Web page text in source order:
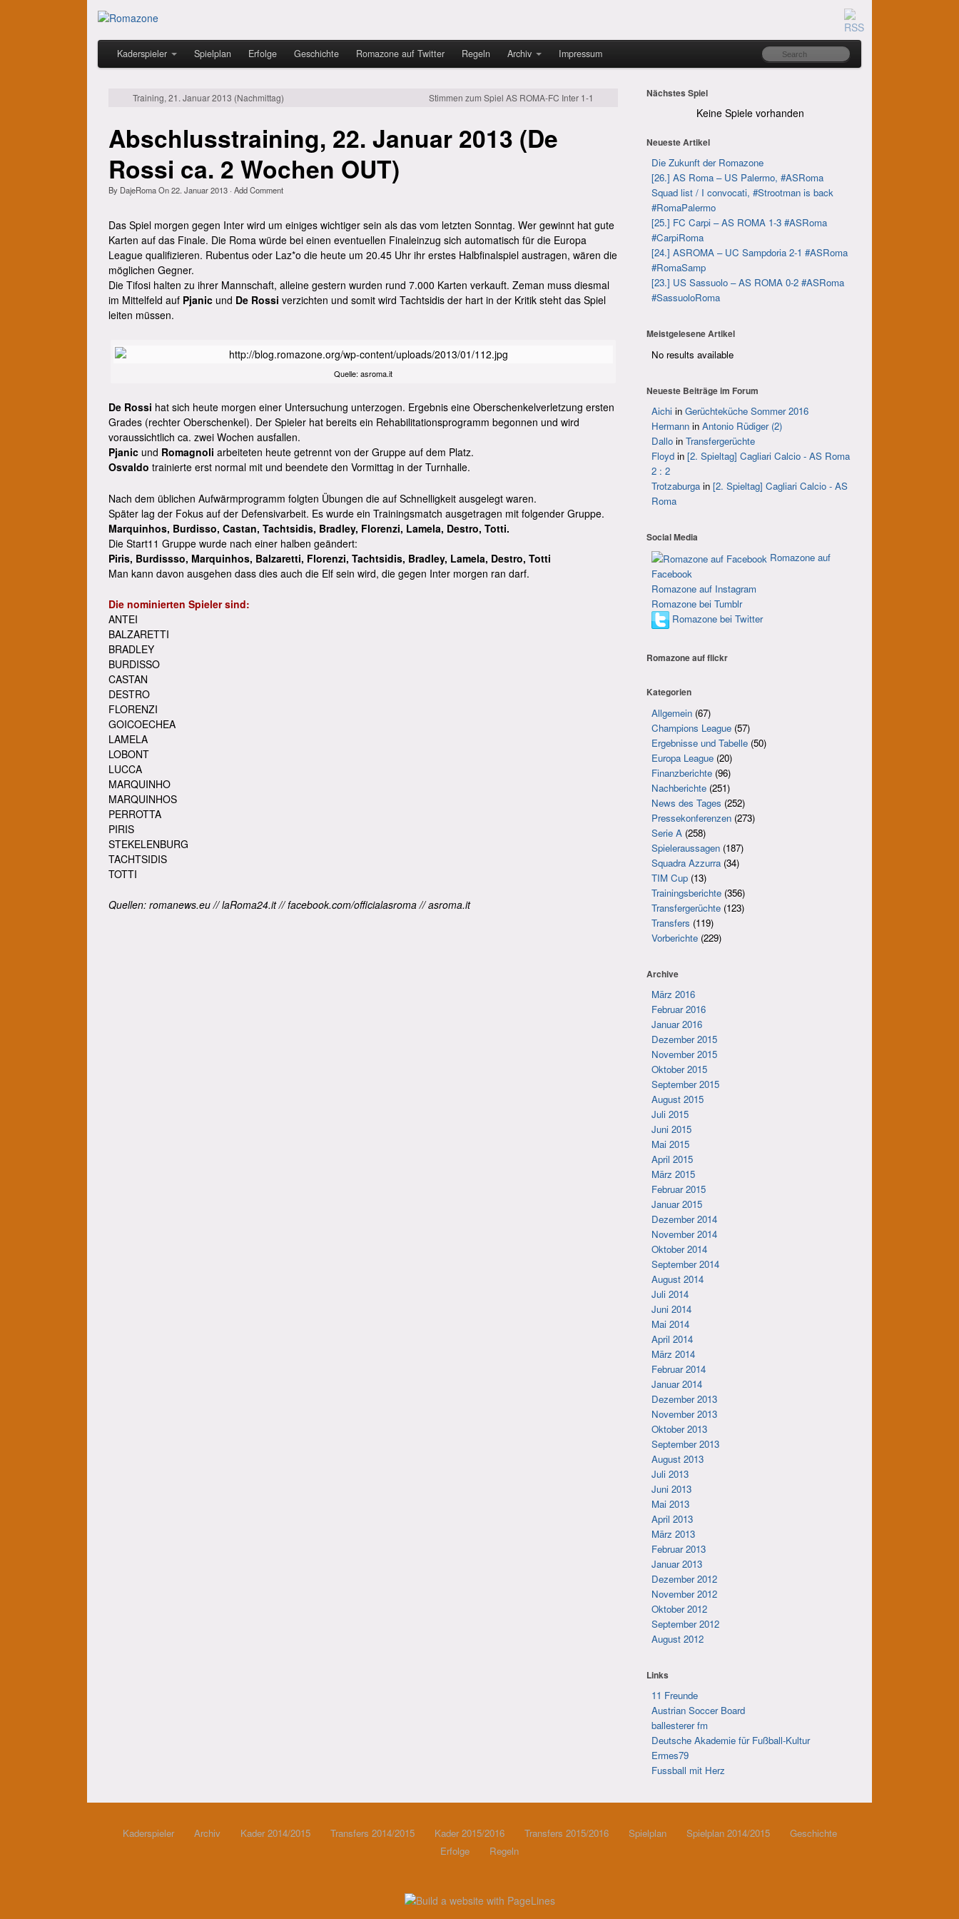
Kaderspieler Spielplan Erfolge Geschichte Romazone auf Twitter Regeln Archiv Impressum
Training, 21. Januar 2013 (Nachmittag) Stimmen zum Spiel AS ROMA-FC Inter 1-1
Abschlusstraining, 22. Januar 2013 (De
Rossi ca. 2 Wochen OUT)
By DajeRomaOn22. Januar 2013 · Add Comment
Das Spiel morgen gegen Inter wird um einiges wichtiger sein als das vom letzten Sonntag. Wer gewinnt hat gute
Karten auf das Finale. Die Roma würde bei einen eventuellen Finaleinzug sich automatisch für die Europa
League qualifizieren. Rubentus oder Laz*o die heute um 20.45 Uhr ihr erstes Halbfinalspiel austragen, wären die
möglichen Gegner.
Die Tifosi halten zu ihrer Mannschaft, alleine gestern wurden rund 7.000 Karten verkauft. Zeman muss diesmal
im Mittelfeld auf Pjanic und De Rossi verzichten und somit wird Tachtsidis der hart in der Kritik steht das Spiel
leiten müssen.
Quelle: asroma.it
De Rossi hat sich heute morgen einer Untersuchung unterzogen. Ergebnis eine Oberschenkelverletzung ersten
Grades (rechter Oberschenkel). Der Spieler hat bereits ein Rehabilitationsprogramm begonnen und wird
voraussichtlich ca. zwei Wochen ausfallen.
Pjanic und Romagnoli arbeiteten heute getrennt von der Gruppe auf dem Platz.
Osvaldo trainierte erst normal mit und beendete den Vormittag in der Turnhalle.
Nach dem üblichen Aufwärmprogramm folgten Übungen die auf Schnelligkeit ausgelegt waren.
Später lag der Fokus auf der Defensivarbeit. Es wurde ein Trainingsmatch ausgetragen mit folgender Gruppe.
Marquinhos, Burdisso, Castan, Tachtsidis, Bradley, Florenzi, Lamela, Destro, Totti.
Die Start11 Gruppe wurde nach einer halben geändert:
Piris, Burdissso, Marquinhos, Balzaretti, Florenzi, Tachtsidis, Bradley, Lamela, Destro, Totti
Man kann davon ausgehen dass dies auch die Elf sein wird, die gegen Inter morgen ran darf.
Die nominierten Spieler sind:
ANTEI
BALZARETTI
BRADLEY
BURDISSO
CASTAN
DESTRO
FLORENZI
GOICOECHEA
LAMELA
LOBONT
LUCCA
MARQUINHO
MARQUINHOS
PERROTTA
PIRIS
STEKELENBURG
TACHTSIDIS
TOTTI
Quellen: romanews.eu // laRoma24.it // facebook.com/officialasroma // asroma.it
Nächstes Spiel
Keine Spiele vorhanden
Neueste Artikel
Die Zukunft der Romazone
[26.] AS Roma – US Palermo, #ASRoma
Squad list / I convocati, #Strootman is back
#RomaPalermo
[25.] FC Carpi – AS ROMA 1-3 #ASRoma
#CarpiRoma
[24.] ASROMA – UC Sampdoria 2-1 #ASRoma
#RomaSamp
[23.] US Sassuolo – AS ROMA 0-2 #ASRoma
#SassuoloRoma
Meistgelesene Artikel
No results available
Neueste Beiträge im Forum
Aichi inGerüchteküche Sommer 2016
Hermann inAntonio Rüdiger (2)
Dallo inTransfergerüchte
Floyd in[2. Spieltag] Cagliari Calcio - AS Roma
2 : 2
Trotzaburga in[2. Spieltag] Cagliari Calcio - AS
Roma
Social Media
Romazone auf
Facebook
Romazone auf Instagram
Romazone bei Tumblr
Romazone bei Twitter
Romazone aufflickr
Kategorien
Allgemein (67)
Champions League (57)
Ergebnisse und Tabelle (50)
Europa League (20)
Finanzberichte (96)
Nachberichte (251)
News des Tages (252)
Pressekonferenzen (273)
Serie A (258)
Spieleraussagen (187)
Squadra Azzurra (34)
TIM Cup (13)
Trainingsberichte (356)
Transfergerüchte (123)
Transfers (119)
Vorberichte (229)
Archive
März 2016
Februar 2016
Januar 2016
Dezember 2015
November 2015
Oktober 2015
September 2015
August 2015
Juli 2015
Juni 2015
Mai 2015
April 2015
März 2015
Februar 2015
Januar 2015
Dezember 2014
November 2014
Oktober 2014
September 2014
August 2014
Juli 2014
Juni 2014
Mai 2014
April 2014
März 2014
Februar 2014
Januar 2014
Dezember 2013
November 2013
Oktober 2013
September 2013
August 2013
Juli 2013
Juni 2013
Mai 2013
April 2013
März 2013
Februar 2013
Januar 2013
Dezember 2012
November 2012
Oktober 2012
September 2012
August 2012
Links
11 Freunde
Austrian Soccer Board
ballesterer fm
Deutsche Akademie für Fußball-Kultur
Ermes79
Fussball mit Herz
Kaderspieler Archiv Kader 2014/2015 Transfers 2014/2015 Kader 2015/2016 Transfers 2015/2016 Spielplan Spielplan 2014/2015
Geschichte
Erfolge
Regeln